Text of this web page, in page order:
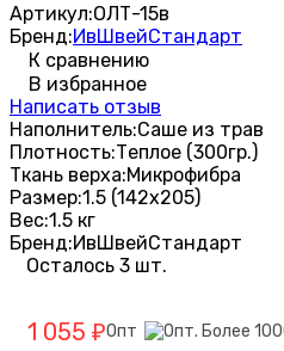
Артикул:ОЛТ-15в
Бренд:ИвШвейСтандарт
К сравнению
В избранное
Написать отзыв
Наполнитель:Саше из трав
Плотность:Теплое (300гр.)
Ткань верха:Микрофибра
Размер:1.5 (142х205)
Вес:1.5 кг
Бренд:ИвШвейСтандарт
Осталось 3 шт.
1 055 ₽Опт